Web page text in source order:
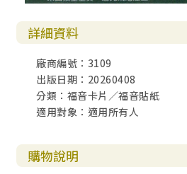
詳細資料
廠商編號：3109
出版日期：20260408
分類：福音卡片／福音貼紙
適用對象：適用所有人
購物說明